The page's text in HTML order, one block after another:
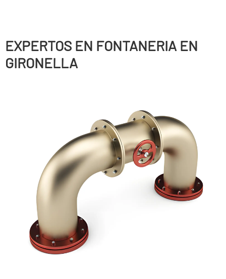
EXPERTOS EN FONTANERIA EN
GIRONELLA